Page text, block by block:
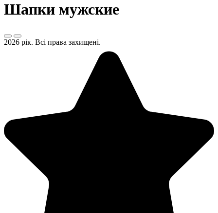
Шапки мужские
2026 рік. Всі права захищені.